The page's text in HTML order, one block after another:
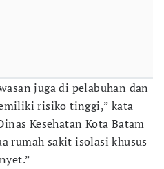
juga di pelabuhan dan
risiko tinggi,” kata
Kesehatan Kota Batam
rumah sakit isolasi khusus